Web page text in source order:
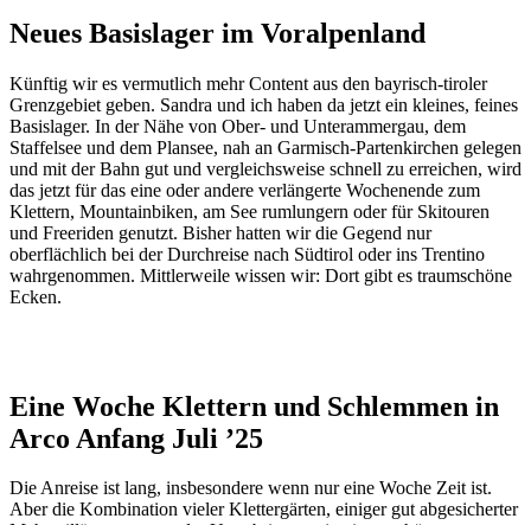
Neues Basislager im Voralpenland
Künftig wir es vermutlich mehr Content aus den bayrisch-tiroler
Grenzgebiet geben. Sandra und ich haben da jetzt ein kleines, feines
Basislager. In der Nähe von Ober- und Unterammergau, dem
Staffelsee und dem Plansee, nah an Garmisch-Partenkirchen gelegen
und mit der Bahn gut und vergleichsweise schnell zu erreichen, wird
das jetzt für das eine oder andere verlängerte Wochenende zum
Klettern, Mountainbiken, am See rumlungern oder für Skitouren
und Freeriden genutzt. Bisher hatten wir die Gegend nur
oberflächlich bei der Durchreise nach Südtirol oder ins Trentino
wahrgenommen. Mittlerweile wissen wir: Dort gibt es traumschöne
Ecken.
Eine Woche Klettern und Schlemmen in
Arco Anfang Juli ’25
Die Anreise ist lang, insbesondere wenn nur eine Woche Zeit ist.
Aber die Kombination vieler Klettergärten, einiger gut abgesicherter